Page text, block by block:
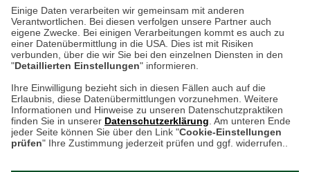
Einige Daten verarbeiten wir gemeinsam mit anderen
Verantwortlichen. Bei diesen verfolgen unsere Partner auch
eigene Zwecke. Bei einigen Verarbeitungen kommt es auch zu
einer Datenübermittlung in die USA. Dies ist mit Risiken
verbunden, über die wir Sie bei den einzelnen Diensten in den
"Detaillierten Einstellungen" informieren.
Ihre Einwilligung bezieht sich in diesen Fällen auch auf die
Erlaubnis, diese Datenübermittlungen vorzunehmen. Weitere
Informationen und Hinweise zu unseren Datenschutzpraktiken
finden Sie in unserer Datenschutzerklärung . Am unteren Ende
jeder Seite können Sie über den Link "Cookie-Einstellungen
prüfen" Ihre Zustimmung jederzeit prüfen und ggf. widerrufen..
Kontakt
Umwelt und Entsorgung
Zur Echtheit von Bewertungen
Hinweisgeber-Schutzgesetz
Barrierefreiheit unserer Website
Cookie-Einstellungen in Ihrem Browser
ACHTUNG!
Ihr Browser speichert aktuell keine Cookies!
Leider können Sie in diesem Fall unseren Online-Shop